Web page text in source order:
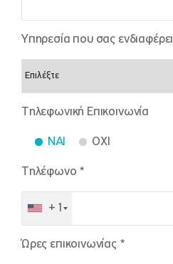
Υπηρεσία που σας ενδιαφέρει
Τηλεφωνική Επικοινωνία
NAI OXI
Τηλέφωνο *
+1
Ώρες επικοινωνίας *